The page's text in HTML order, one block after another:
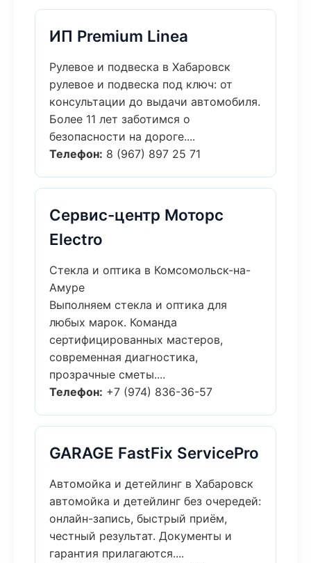
ИП Premium Linea
Рулевое и подвеска в Хабаровск
рулевое и подвеска под ключ: от
консультации до выдачи автомобиля.
Более 11 лет заботимся о
безопасности на дороге....
Телефон: 8 (967) 897 25 71
Сервис-центр Моторс
Electro
Стекла и оптика в Комсомольск-на-
Амуре
Выполняем стекла и оптика для
любых марок. Команда
сертифицированных мастеров,
современная диагностика,
прозрачные сметы....
Телефон: +7 (974) 836-36-57
GARAGE FastFix ServicePro
Автомойка и детейлинг в Хабаровск
автомойка и детейлинг без очередей:
онлайн-запись, быстрый приём,
честный результат. Документы и
гарантия прилагаются....